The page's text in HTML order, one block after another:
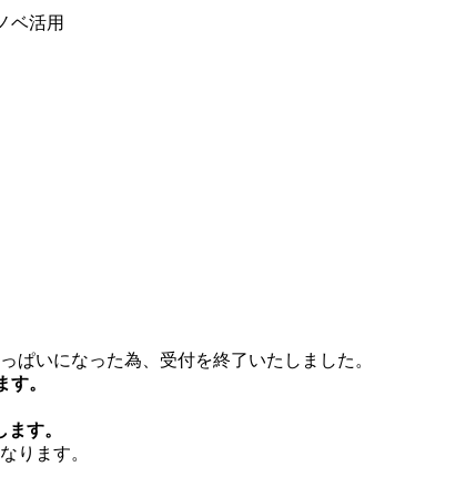
ベ活用
ぱいになった為、受付を終了いたしました。
。
す。
ります。